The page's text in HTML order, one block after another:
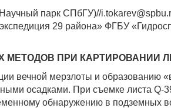
парк СПбГУ)//
29 района» ФГБУ
ПРИ КАРТИРОВАНИИ
вечной мерзлоты и
осадками. При съемке листа
обнаружению в подземных